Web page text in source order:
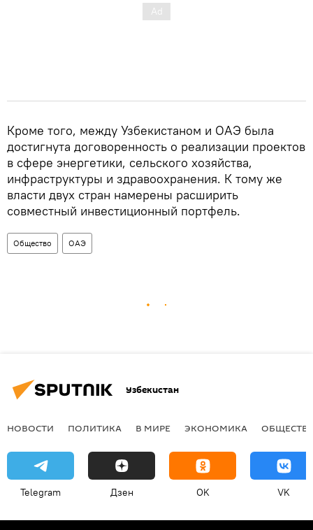
Кроме того, между Узбекистаном и ОАЭ была
достигнута договоренность о реализации проектов
в сфере энергетики, сельского хозяйства,
инфраструктуры и здравоохранения. К тому же
власти двух стран намерены расширить
совместный инвестиционный портфель.
Общество ОАЭ
Узбекистан
НОВОСТИ ПОЛИТИКА В МИРЕ ЭКОНОМИКА
Telegram Дзен OK VK